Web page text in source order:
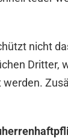
nicht
Dritter,